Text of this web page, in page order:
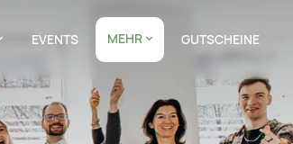
EVENTS MEHR GUTSCHEINE